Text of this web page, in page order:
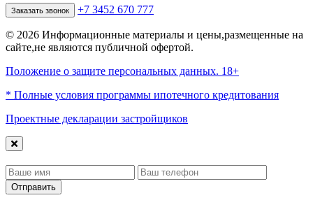
Заказать звонок +7 3452 670 777
© 2026 Информационные материалы и цены,размещенные на
сайте,не являются публичной офертой.
Положение о защите персональных данных. 18+
* Полные условия программы ипотечного кредитования
Проектные декларации застройщиков
Отправить